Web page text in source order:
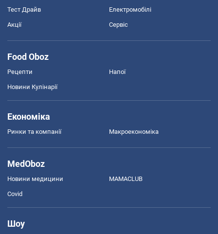
Тест Драйв Електромобілі
Акції Сервіс
Food Oboz
Рецепти Напої
Новини Кулінарії
Економіка
Ринки та компанії Макроекономіка
MedOboz
Новини медицини MAMACLUB
Covid
Шоу